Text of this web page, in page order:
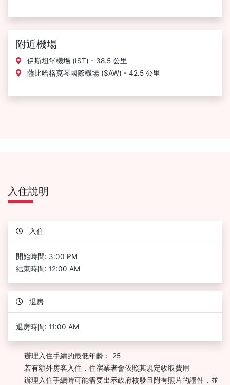
附近機場
伊斯坦堡機場 (IST) - 38.5 公里
薩比哈格克琴國際機場 (SAW) - 42.5 公里
入住說明
入住
開始時間: 3:00 PM
結束時間: 12:00 AM
退房
退房時間: 11:00 AM
辦理入住手續的最低年齡： 25
若有額外房客入住，住宿業者會依照其規定收取費用
辦理入住手續時可能需要出示政府核發且附有照片的證件，並